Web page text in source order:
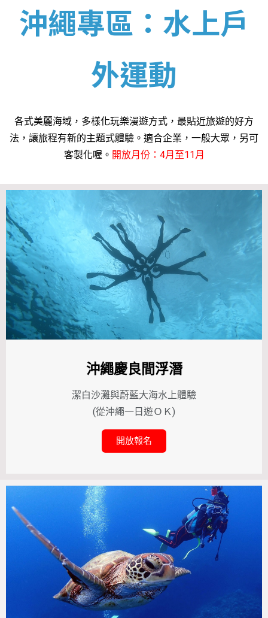
沖繩專區：水上戶
外運動
各式美麗海域，多樣化玩樂漫遊方式，最貼近旅遊的好方
法，讓旅程有新的主題式體驗。適合企業，一般大眾，另可
客製化喔。 開放月份：4月至11月
沖繩慶良間浮潛
潔白沙灘與蔚藍大海水上體驗
(從沖繩一日遊ＯＫ)
開放報名